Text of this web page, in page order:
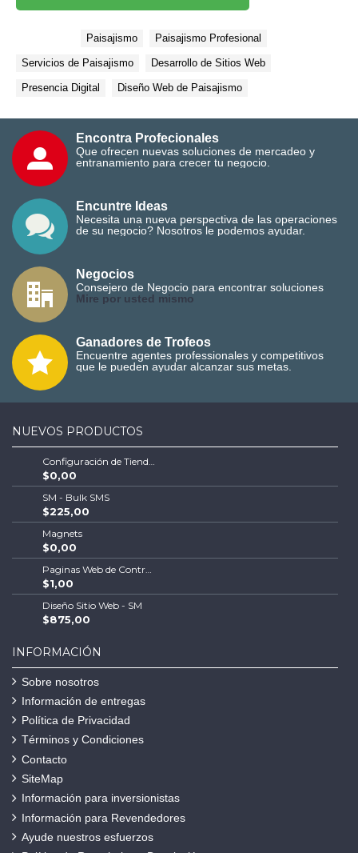
Paisajismo Paisajismo Profesional
Servicios de Paisajismo Desarrollo de Sitios Web
Presencia Digital Diseño Web de Paisajismo
Encontra Profecionales
Que ofrecen nuevas soluciones de mercadeo y
entranamiento para crecer tu negocio.
Encuntre Ideas
Necesita una nueva perspectiva de las operaciones
de su negocio? Nosotros le podemos ayudar.
Negocios
Consejero de Negocio para encontrar soluciones
Mire por usted mismo
Ganadores de Trofeos
Encuentre agentes professionales y competitivos
que le pueden ayudar alcanzar sus metas.
NUEVOS PRODUCTOS
$0,00
SM - Bulk SMS
$225,00
Magnets
$0,00
$1,00
Diseño Sitio Web - SM
$875,00
INFORMACIÓN
Sobre nosotros
Información de entregas
Política de Privacidad
Términos y Condiciones
Contacto
SiteMap
Información para inversionistas
Información para Revendedores
Ayude nuestros esfuerzos